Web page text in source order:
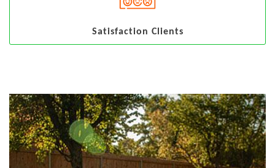
Satisfaction Clients